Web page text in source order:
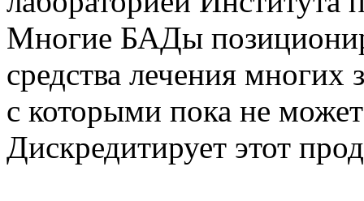
Многие БАДы
средства лечения многих
с которыми пока не
Дискредитирует этот